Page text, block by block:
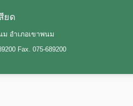
ยด
อำเภอเขาพนม
Fax. 075-689200